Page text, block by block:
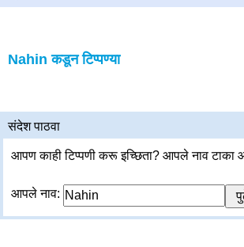
Nahin कडून टिप्पण्या
संदेश पाठवा
आपण काही टिप्पणी करू इच्छिता? आपले नाव टाका
आपले नाव: